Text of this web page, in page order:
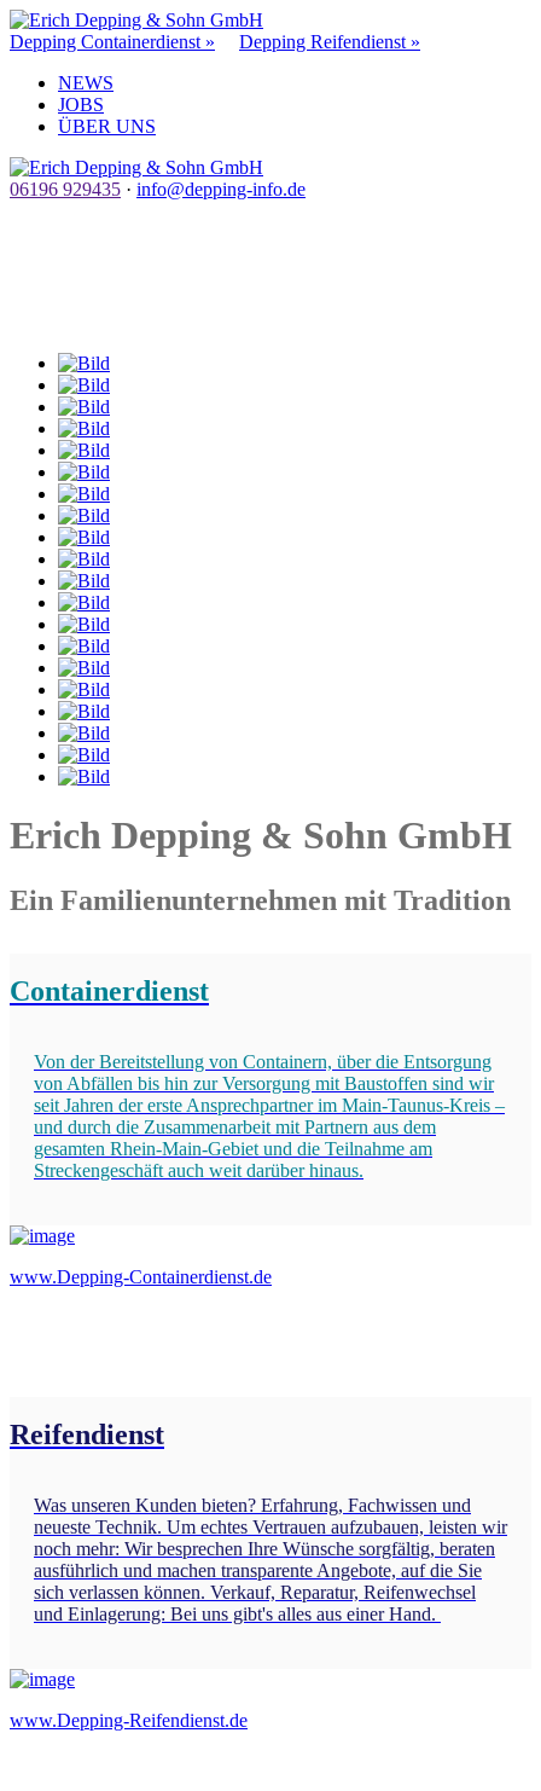
Depping Containerdienst »
Depping Reifendienst »
NEWS
JOBS
ÜBER UNS
06196 929435 · info@depping-info.de
Erich Depping & Sohn GmbH
Ein Familienunternehmen mit Tradition
Containerdienst
Von der Bereitstellung von Containern, über die Entsorgung
von Abfällen bis hin zur Versorgung mit Baustoffen sind wir
seit Jahren der erste Ansprechpartner im Main-Taunus-Kreis –
und durch die Zusammenarbeit mit Partnern aus dem
gesamten Rhein-Main-Gebiet und die Teilnahme am
Streckengeschäft auch weit darüber hinaus.
www.Depping-Containerdienst.de
Reifendienst
Was unseren Kunden bieten? Erfahrung, Fachwissen und
neueste Technik. Um echtes Vertrauen aufzubauen, leisten wir
noch mehr: Wir besprechen Ihre Wünsche sorgfältig, beraten
ausführlich und machen transparente Angebote, auf die Sie
sich verlassen können. Verkauf, Reparatur, Reifenwechsel
und Einlagerung: Bei uns gibt's alles aus einer Hand.
www.Depping-Reifendienst.de